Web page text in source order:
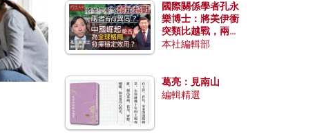
國際關係學者孔永
樂博士：將美伊衝
突類比越戰，兩者
有何異同？中國崛
本社編輯部
葛亮：見南山
編輯精選